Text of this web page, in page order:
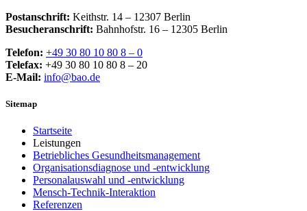
Postanschrift: Keithstr. 14 – 12307 Berlin
Besucheranschrift: Bahnhofstr. 16 – 12305 Berlin
Telefon: +49 30 80 10 80 8 – 0
Telefax: +49 30 80 10 80 8 – 20
E-Mail: info@bao.de
Sitemap
Startseite
Leistungen
Betriebliches Gesundheitsmanagement
Organisationsdiagnose und -entwicklung
Personalauswahl und -entwicklung
Mensch-Technik-Interaktion
Referenzen